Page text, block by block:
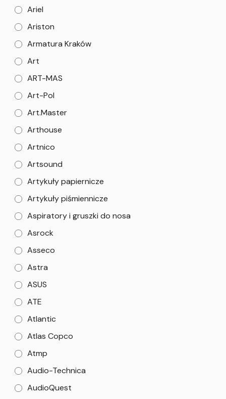
Ariel
Ariston
Armatura Kraków
Art
ART-MAS
Art-Pol
Art.Master
Arthouse
Artnico
Artsound
Artykuły papiernicze
Artykuły piśmiennicze
Aspiratory i gruszki do nosa
Asrock
Asseco
Astra
ASUS
ATE
Atlantic
Atlas Copco
Atmp
Audio-Technica
AudioQuest